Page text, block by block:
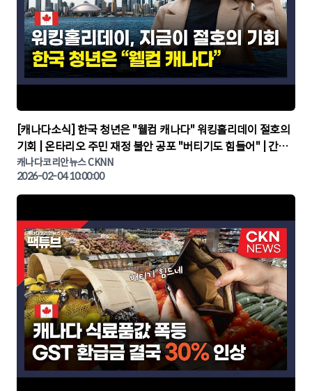
▶
[캐나다소식] 한국 청년은 "웰컴 캐나다" 워킹홀리데이 절호의
기회 | 온타리오 주민 재정 불안 공포 "버티기도 힘들어" | 간추
린 캐나다뉴스 | CKNNEWS, 캐나다코리안뉴스
캐나다코리안뉴스 CKNN
2026-02-04 10:00:00